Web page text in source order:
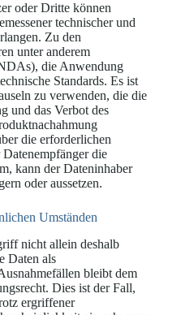
oder Dritte können
technischer und
Zu den
unter anderem
die Anwendung
Standards. Es ist
zu verwenden, die die
und das Verbot des
die erforderlichen
die
kann der Dateninhaber
oder aussetzen.
Umständen
nicht allein deshalb
Daten als
bleibt dem
Dies ist der Fall,
ergriffener